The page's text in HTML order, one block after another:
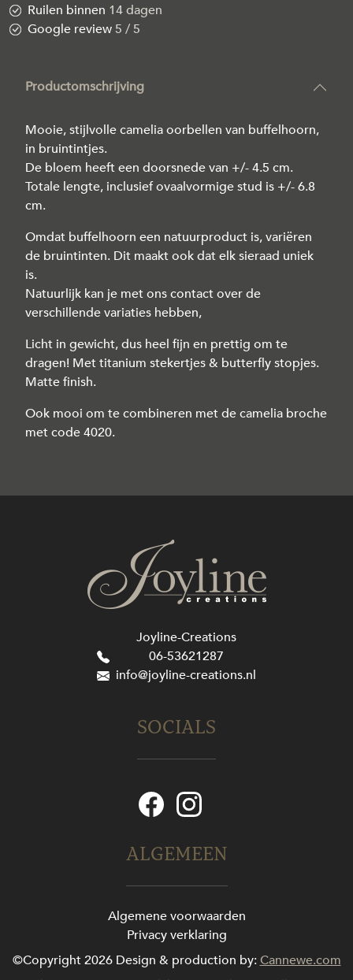
Ruilen binnen 14 dagen
Google review5 / 5
Productomschrijving
Mooie, stijlvolle camelia oorbellen van buffelhoorn,
in bruintintjes.
De bloem heeft een doorsnede van +/- 4.5 cm.
Totale lengte, inclusief ovaalvormige stud is +/- 6.8
cm.
Omdat buffelhoorn een natuurproduct is, variëren
de bruintinten. Dit maakt ook dat elk sieraad uniek
is.
Natuurlijk kan je met ons contact over de
verschillende variaties hebben,
Licht in gewicht, dus heel fijn en prettig om te
dragen! Met titanium stekertjes & butterfly stopjes.
Matte finish.
Ook mooi om te combineren met de camelia broche
met code 4020.
Joyline-Creations
06-53621287
info@joyline-creations.nl
ALGEMEEN
Algemene voorwaarden
Privacy verklaring
SOCIALS
©Copyright 2026 Design & production by:Cannewe.com